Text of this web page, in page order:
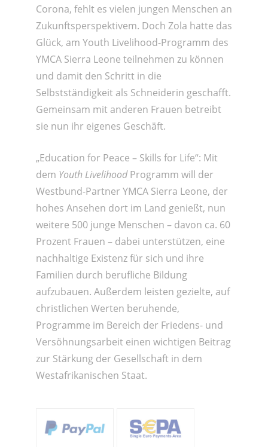
Corona, fehlt es vielen jungen Menschen an
Zukunftsperspektivem. Doch Zola hatte das
Glück, am Youth Livelihood-Programm des
YMCA Sierra Leone teilnehmen zu können
und damit den Schritt in die
Selbstständigkeit als Schneiderin geschafft.
Gemeinsam mit anderen Frauen betreibt
sie nun ihr eigenes Geschäft.
„Education for Peace – Skills for Life“: Mit
dem Youth LivelihoodProgramm will der
Westbund-Partner YMCA Sierra Leone, der
hohes Ansehen dort im Land genießt, nun
weitere 500 junge Menschen – davon ca. 60
Prozent Frauen – dabei unterstützen, eine
nachhaltige Existenz für sich und ihre
Familien durch berufliche Bildung
aufzubauen. Außerdem leisten gezielte, auf
christlichen Werten beruhende,
Programme im Bereich der Friedens- und
Versöhnungsarbeit einen wichtigen Beitrag
zur Stärkung der Gesellschaft in dem
Westafrikanischen Staat.